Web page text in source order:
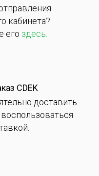
кабинета?
его здесь.
CDEK
доставить